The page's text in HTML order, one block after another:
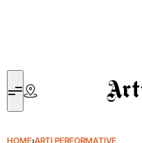
Artribune
HOME›ARTI PERFORMATIVE